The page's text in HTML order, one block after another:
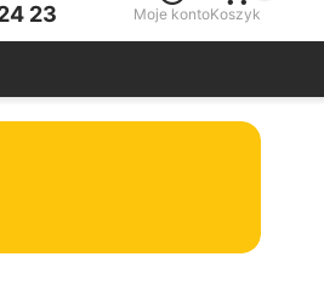
23
Moje kontoKoszyk